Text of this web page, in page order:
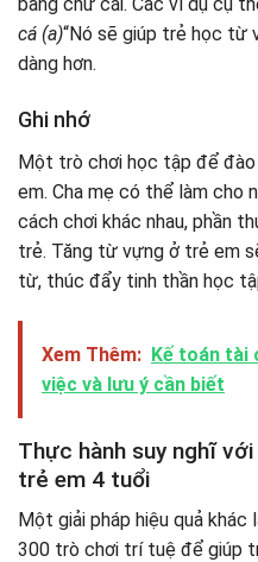
cá (a)“Nó sẽ giúp trẻ học từ
dàng hơn.
Ghi nhớ
Một trò chơi học tập để
em. Cha mẹ có thể làm cho
cách chơi khác nhau, phần
trẻ. Tăng từ vựng ở trẻ em
từ, thúc đẩy tinh thần học
Xem Thêm: Kế toán tài
việc và lưu ý cần biết
Thực hành suy nghĩ
trẻ em 4 tuổi
Một giải pháp hiệu quả
300 trò chơi trí tuệ để giúp